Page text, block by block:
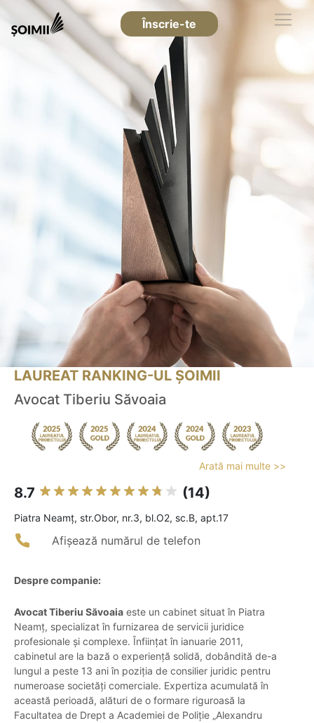
Înscrie-te
LAUREAT RANKING-UL ȘOIMII
Avocat Tiberiu Săvoaia
Arată mai multe >>
8.7 (14)
Piatra Neamţ, str.Obor, nr.3, bl.O2, sc.B, apt.17
Afișează numărul de telefon
Despre companie:
Avocat Tiberiu Săvoaia este un cabinet situat în Piatra
Neamț, specializat în furnizarea de servicii juridice
profesionale și complexe. Înființat în ianuarie 2011,
cabinetul are la bază o experiență solidă, dobândită de-a
lungul a peste 13 ani în poziția de consilier juridic pentru
numeroase societăți comerciale. Expertiza acumulată în
această perioadă, alături de o formare riguroasă la
Facultatea de Drept a Academiei de Poliție „Alexandru